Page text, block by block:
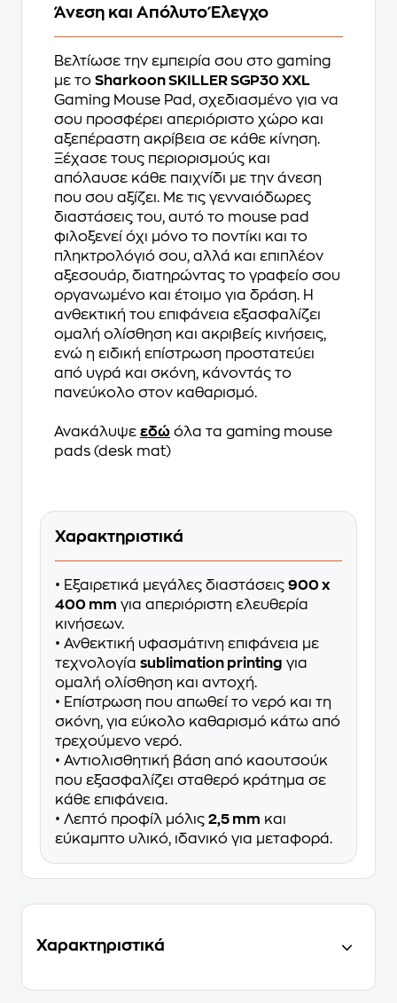
Άνεση και Απόλυτο Έλεγχο
Βελτίωσε την εμπειρία σου στο gaming
με το Sharkoon SKILLER SGP30 XXL
Gaming Mouse Pad, σχεδιασμένο για να
σου προσφέρει απεριόριστο χώρο και
αξεπέραστη ακρίβεια σε κάθε κίνηση.
Ξέχασε τους περιορισμούς και
απόλαυσε κάθε παιχνίδι με την άνεση
που σου αξίζει. Με τις γενναιόδωρες
διαστάσεις του, αυτό το mouse pad
φιλοξενεί όχι μόνο το ποντίκι και το
πληκτρολόγιό σου, αλλά και επιπλέον
αξεσουάρ, διατηρώντας το γραφείο σου
οργανωμένο και έτοιμο για δράση. Η
ανθεκτική του επιφάνεια εξασφαλίζει
ομαλή ολίσθηση και ακριβείς κινήσεις,
ενώ η ειδική επίστρωση προστατεύει
από υγρά και σκόνη, κάνοντάς το
πανεύκολο στον καθαρισμό.
Ανακάλυψε εδώ όλα τα gaming mouse
pads (desk mat)
Χαρακτηριστικά
• Εξαιρετικά μεγάλες διαστάσεις 900 x
400 mm για απεριόριστη ελευθερία
κινήσεων.
• Ανθεκτική υφασμάτινη επιφάνεια με
τεχνολογία sublimation printing για
ομαλή ολίσθηση και αντοχή.
• Επίστρωση που απωθεί το νερό και τη
σκόνη, για εύκολο καθαρισμό κάτω από
τρεχούμενο νερό.
• Αντιολισθητική βάση από καουτσούκ
που εξασφαλίζει σταθερό κράτημα σε
κάθε επιφάνεια.
• Λεπτό προφίλ μόλις 2,5 mm και
εύκαμπτο υλικό, ιδανικό για μεταφορά.
Χαρακτηριστικά